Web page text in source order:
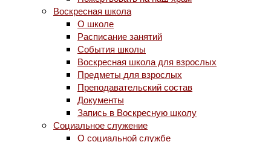
Воскресная школа
О школе
Расписание занятий
События школы
Воскресная школа для взрослых
Предметы для взрослых
Преподавательский состав
Документы
Запись в Воскресную школу
Социальное служение
О социальной службе